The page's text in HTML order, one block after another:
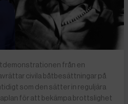
från en
civila båtbesättningar på
som den sätter in reguljära
för att bekämpa brottslighet